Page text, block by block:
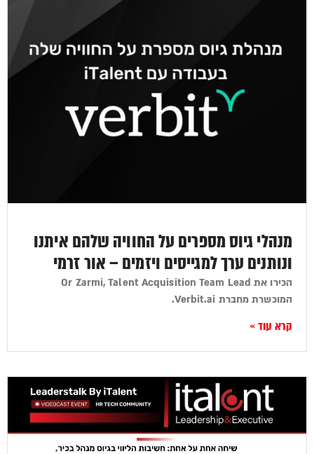
מנהלי גיוס מספרים על החוויה שלהם איתנו
ונותנים ערך למגייסים ויזמים – אור זרמי
הכירו את Or Zarmi, Talent Acquisition Team Lead
המוכשרת מחברת Verbit.ai.
קרא עוד »